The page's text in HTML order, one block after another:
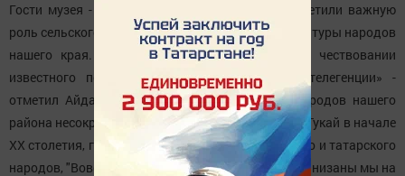
Гости музея - Факил Сафин и Айдар Халим отметили важную
роль сельского музея в сохранении духовной культуры народов
нашего края. «Как приятно видеть в музее в чествовании
известного поэта представителей русской интелегенции» -
отметил Айдар Халим. И поистину! Дружба народов нашего
района несокрушима. Ведь не зря писал великий Тукай в начале
XX столетия, говоря о взаимоотношениях русского и татарского
народов, "Вовеки нельзя нашу дружбу разбить, Нанизаны мы на